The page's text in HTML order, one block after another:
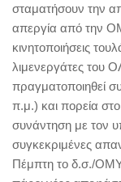
σταματήσουν την
απεργία από την
κινητοποιήσεις
λιμενεργάτες του
πραγματοποιηθεί
π.μ.) και πορεία
συνάντηση με τον
συγκεκριμένες
Πέμπτη το δ.σ./